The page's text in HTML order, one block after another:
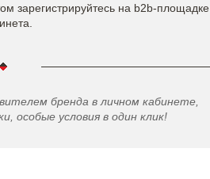
зарегистрируйтесь на b2b-площадке
бренда в личном кабинете,
особые условия в один клик!